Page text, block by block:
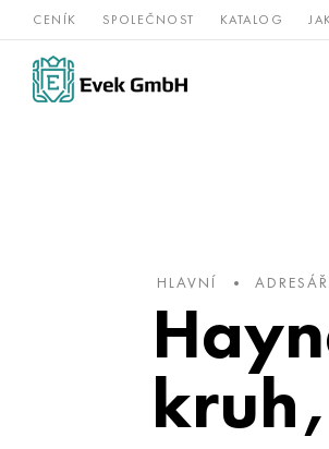
CENÍK SPOLEČNOST KATALOG
Slitiny
niklu
HLAVNÍ ADRESÁŘ